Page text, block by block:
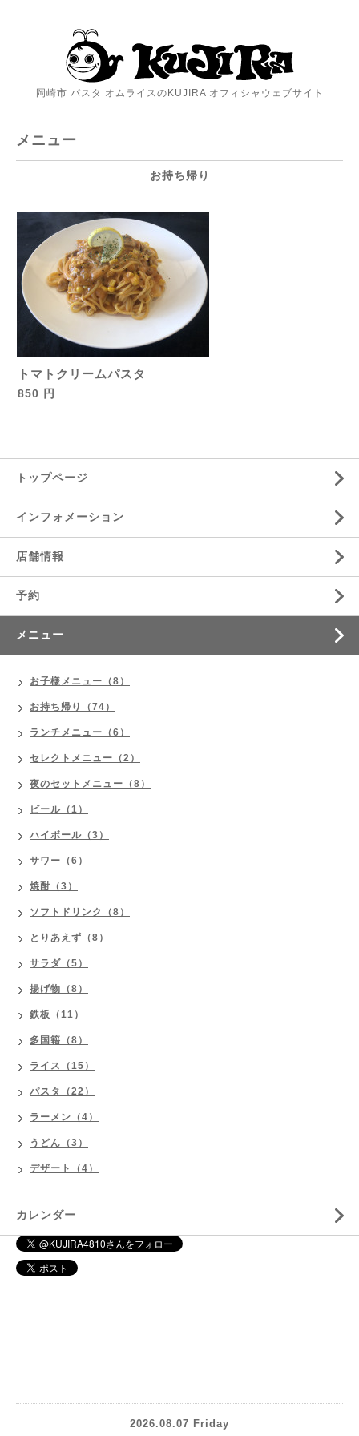
岡崎市 パスタ オムライスのKUJIRA オフィシャウェブサイト
メニュー
お持ち帰り
トマトクリームパスタ
850 円
トップページ
インフォメーション
店舗情報
予約
メニュー
お子様メニュー（8）
お持ち帰り（74）
ランチメニュー（6）
セレクトメニュー（2）
夜のセットメニュー（8）
ビール（1）
ハイボール（3）
サワー（6）
焼酎（3）
ソフトドリンク（8）
とりあえず（8）
サラダ（5）
揚げ物（8）
鉄板（11）
多国籍（8）
ライス（15）
パスタ（22）
ラーメン（4）
うどん（3）
デザート（4）
カレンダー
2026.08.07 Friday